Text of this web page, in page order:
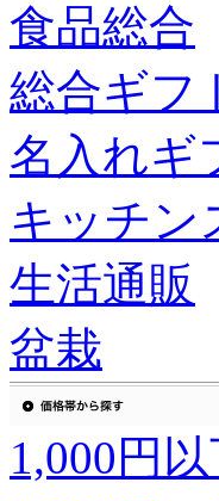
食品総合
総合ギフ
名入れギ
キッチン
生活通販
盆栽
1,000円